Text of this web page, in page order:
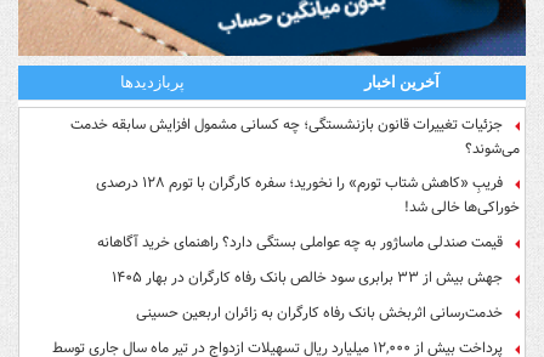
آخرین اخبار پربازدیدها
جزئیات تغییرات قانون بازنشستگی؛ چه کسانی مشمول افزایش سابقه خدمت
می‌شوند؟
فریبِ «کاهش شتاب تورم» را نخورید؛ سفره کارگران با تورم ۱۲۸ درصدی
خوراکی‌ها خالی شد!
قیمت صندلی ماساژور به چه عواملی بستگی دارد؟ راهنمای خرید آگاهانه
جهش بیش از ۳۳ برابری سود خالص بانک رفاه کارگران در بهار ۱۴۰۵
خدمت‌رسانی اثربخش بانک رفاه کارگران به زائران اربعین حسینی
پرداخت بیش از ۱۲,۰۰۰ میلیارد ریال تسهیلات ازدواج در تیر ماه سال جاری توسط